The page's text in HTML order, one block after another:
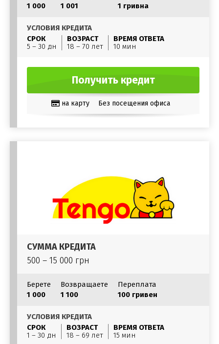
1 000
1 001
1 гривна
УСЛОВИЯ КРЕДИТА
СРОК
5 – 30 дн
ВОЗРАСТ
18 – 70 лет
ВРЕМЯ ОТВЕТА
10 мин
Получить кредит
на карту Без посещения офиса
СУММА КРЕДИТА
500 – 15 000 грн
Берете
1 000
Возвращаете
1 100
Переплата
100 гривен
УСЛОВИЯ КРЕДИТА
СРОК
1 – 30 дн
ВОЗРАСТ
18 – 69 лет
ВРЕМЯ ОТВЕТА
15 мин